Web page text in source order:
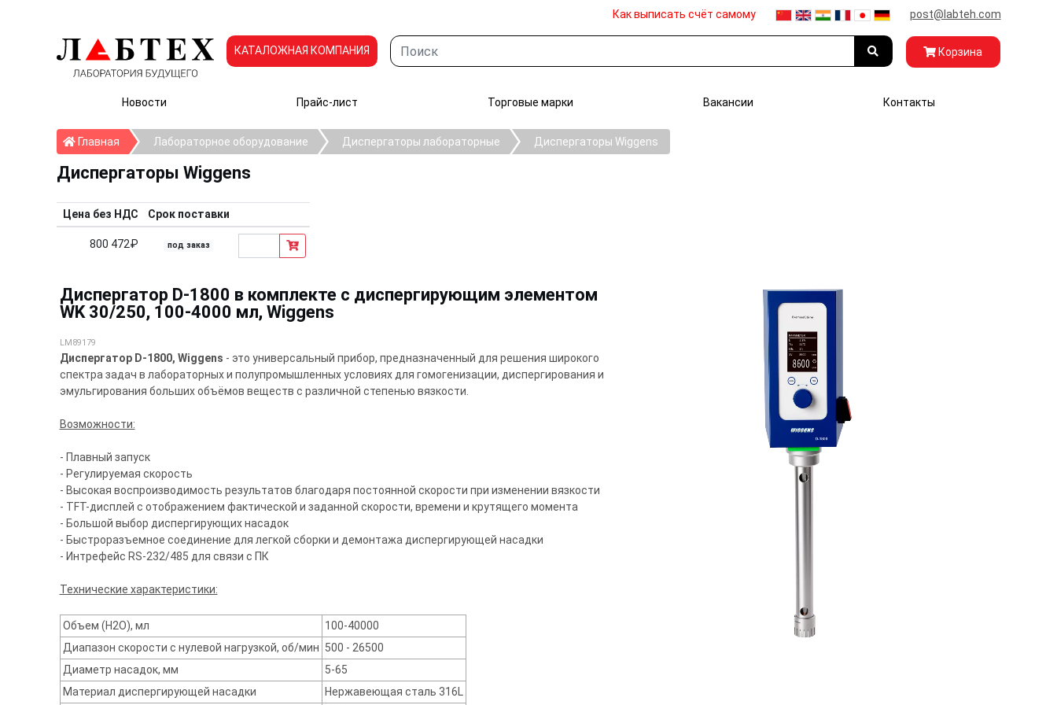
Как выписать счёт самому post@labteh.com
КАТАЛОЖНАЯ КОМПАНИЯ Корзина
Новости Прайс-лист Торговые марки Вакансии Контакты
ГлавнаяГлавнаяЛабораторное оборудование Диспергаторы лабораторные Диспергаторы Wiggens
Диспергаторы Wiggens
Цена без НДС Срок поставки
800 472₽ под заказ
Диспергатор D-1800 в комплекте с диспергирующим элементом
WK 30/250, 100-4000 мл, Wiggens
LM89179
Диспергатор D-1800, Wiggens - это универсальный прибор, предназначенный для решения широкого
спектра задач в лабораторных и полупромышленных условиях для гомогенизации, диспергирования и
эмульгирования больших объёмов веществ с различной степенью вязкости.
Возможности:
- Плавный запуск
- Регулируемая скорость
- Высокая воспроизводимость результатов благодаря постоянной скорости при изменении вязкости
- TFT-дисплей с отображением фактической и заданной скорости, времени и крутящего момента
- Большой выбор диспергирующих насадок
- Быстроразъемное соединение для легкой сборки и демонтажа диспергирующей насадки
- Интрефейс RS-232/485 для связи с ПК
Технические характеристики:
Объем (Н2О), мл
100-40000
Диапазон скорости с нулевой нагрузкой, об/мин 500 - 26500
Диаметр насадок, мм
5-65
Материал диспергирующей насадки
Нержавеющая сталь 316L